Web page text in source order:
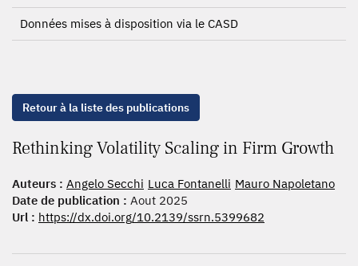
Données mises à disposition via le CASD
Retour à la liste des publications
Rethinking Volatility Scaling in Firm Growth
Auteurs : Angelo Secchi Luca Fontanelli Mauro Napoletano
Date de publication : Aout 2025
Url : https://dx.doi.org/10.2139/ssrn.5399682